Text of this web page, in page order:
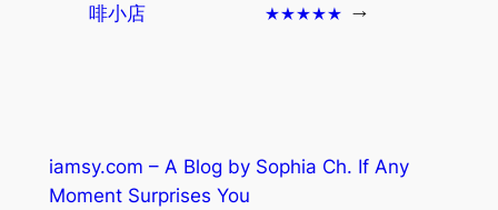
啡小店
★★★★★ →
iamsy.com – A Blog by Sophia Ch. If Any
Moment Surprises You